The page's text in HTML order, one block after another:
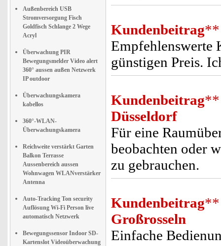
Außenbereich USB
Stromversorgung Fisch
Goldfisch Schlange 2 Wege
Acryl
Überwachung PIR
Bewegungsmelder Video alert
360° aussen außen Netzwerk
IP outdoor
Überwachungskamera
kabellos
360°-WLAN-
Überwachungskamera
Reichweite verstärkt Garten
Balkon Terrasse
Aussenbereich aussen
Wohnwagen WLANverstärker
Antenna
Auto-Tracking Ton security
Auflösung Wi-Fi Person live
automatisch Netzwerk
Bewegungssensor Indoor SD-
Kartenslot Videoüberwachung
Kundenbeitrag**
Empfehlenswerte
günstigen Preis.
Kundenbeitrag**
Düsseldorf
Für eine
beobachten oder
zu gebrauchen.
Kundenbeitrag**
Großrosseln
Einfache